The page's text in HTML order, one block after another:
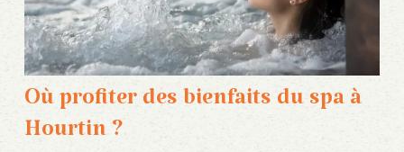
Où profiter des bienfaits du spa à
Hourtin ?